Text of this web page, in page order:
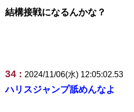
結構接戦になるんかな？
34 : 2024/11/06(水) 12:05:02.53
ハリスジャンプ舐めんなよ